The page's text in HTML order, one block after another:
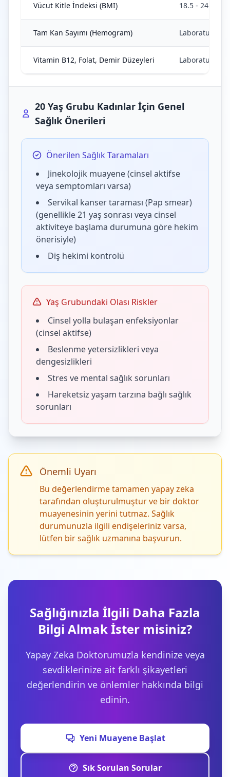
Vücut Kitle İndeksi (BMI) 18.5 - 24.9 kg/
Tam Kan Sayımı (Hemogram) Laboratuvar
Vitamin B12, Folat, Demir Düzeyleri Laboratuvar
20 Yaş Grubu Kadınlar İçin Genel
Sağlık Önerileri
Önerilen Sağlık Taramaları
Jinekolojik muayene (cinsel aktifse
veya semptomları varsa)
Servikal kanser taraması (Pap smear)
(genellikle 21 yaş sonrası veya cinsel
aktiviteye başlama durumuna göre hekim
önerisiyle)
Diş hekimi kontrolü
Yaş Grubundaki Olası Riskler
Cinsel yolla bulaşan enfeksiyonlar
(cinsel aktifse)
Beslenme yetersizlikleri veya
dengesizlikleri
Stres ve mental sağlık sorunları
Hareketsiz yaşam tarzına bağlı sağlık
sorunları
Önemli Uyarı
Bu değerlendirme tamamen yapay zeka
tarafından oluşturulmuştur ve bir doktor
muayenesinin yerini tutmaz. Sağlık
durumunuzla ilgili endişeleriniz varsa,
lütfen bir sağlık uzmanına başvurun.
Sağlığınızla İlgili Daha Fazla
Bilgi Almak İster misiniz?
Yapay Zeka Doktorumuzla kendinize veya
sevdiklerinize ait farklı şikayetleri
değerlendirin ve önlemler hakkında bilgi
edinin.
Yeni Muayene Başlat
Sık Sorulan Sorular